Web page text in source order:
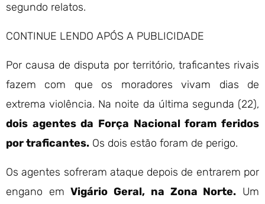
segundo relatos.
CONTINUE LENDO APÓS A PUBLICIDADE
Por causa de disputa por território, traficantes rivais
fazem com que os moradores vivam dias de
extrema violência. Na noite da última segunda (22),
dois agentes da Força Nacional foram feridos
por traficantes. Os dois estão foram de perigo.
Os agentes sofreram ataque depois de entrarem por
engano emVigário Geral, na Zona Norte. Um